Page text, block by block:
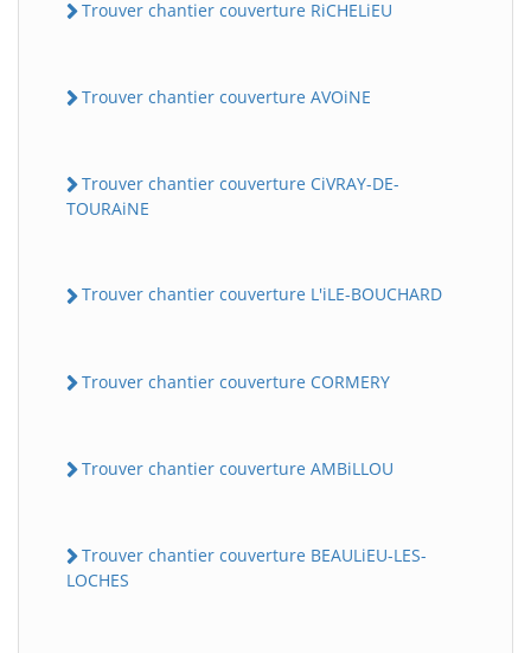
Trouver chantier couverture RiCHELiEU
Trouver chantier couverture AVOiNE
Trouver chantier couverture CiVRAY-DE-
TOURAiNE
Trouver chantier couverture L'iLE-BOUCHARD
Trouver chantier couverture CORMERY
Trouver chantier couverture AMBiLLOU
Trouver chantier couverture BEAULiEU-LES-
LOCHES